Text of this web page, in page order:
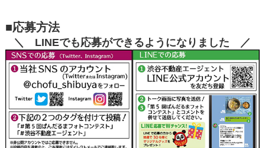
■応募方法
＼ LINEでも応募ができるようになりました ／